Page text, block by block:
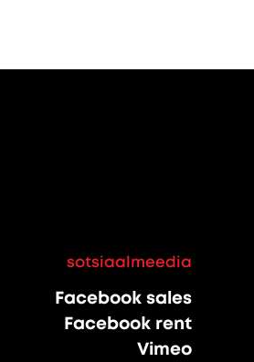
sotsiaalmeedia
Facebook sales
Facebook rent
Vimeo